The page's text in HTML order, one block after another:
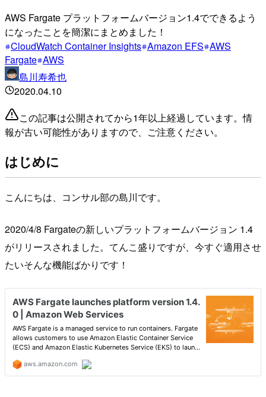
AWS Fargate プラットフォームバージョン1.4でできるよう
になったことを簡潔にまとめました！
CloudWatch Container Insights Amazon EFS AWS
Fargate AWS
島川寿希也
2020.04.10
この記事は公開されてから1年以上経過しています。情
報が古い可能性がありますので、ご注意ください。
はじめに
こんにちは、コンサル部の島川です。
2020/4/8 Fargateの新しいプラットフォームバージョン 1.4
がリリースされました。てんこ盛りですが、今すぐ適用させ
たいそんな機能ばかりです！